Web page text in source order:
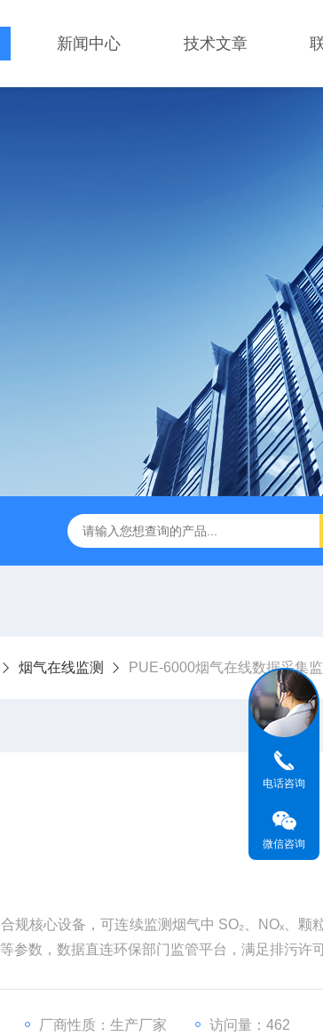
新闻中心 技术文章
PUE-6000烟气在线监测系统
烟气在线监测 PUE-6000烟气在线数据采集
规核心设备，可连续监测烟气中 SO₂、NOₓ、颗
参数，数据直连环保部门监管平台，满足排污许
厂商性质：生产厂家 访问量：462
电话咨询
微信咨询